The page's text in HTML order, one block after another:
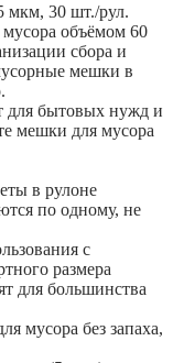
мкм, 30 шт./рул.
объёмом 60
сбора и
мешки в
для бытовых нужд и
мешки для мусора
в рулоне
по одному, не
с
размера
для большинства
мусора без запаха,